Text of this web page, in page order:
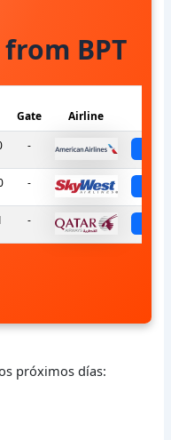
BPT
Gate Airline
-
-
-
próximos días: